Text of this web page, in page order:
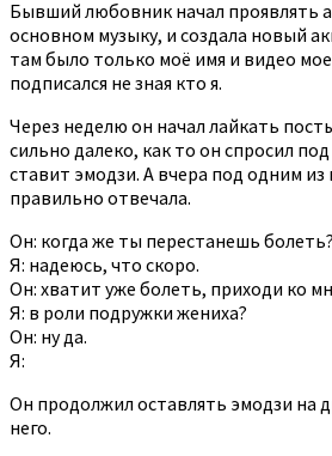
Бывший любовник начал проявлять
основном музыку, и создала новый
там было только моё имя и видео
подписался не зная кто я.
Через неделю он начал лайкать
сильно далеко, как то он спросил
ставит эмодзи. А вчера под одним
правильно отвечала.
Он: когда же ты перестанешь болеть?
Я: надеюсь, что скоро.
Он: хватит уже болеть, приходи ко
Я: в роли подружки жениха?
Он: ну да.
Я:
Он продолжил оставлять эмодзи на
него.